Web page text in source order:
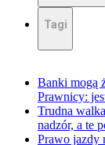
Tagi
Banki mogą
Prawnicy:
Trudna
nadzór, a te
Prawo jazdy